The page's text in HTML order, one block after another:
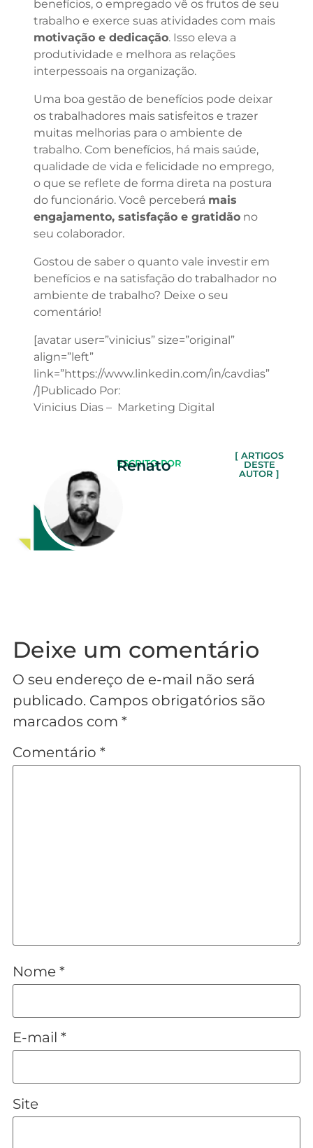
benefícios, o empregado vê os frutos de seu
trabalho e exerce suas atividades com mais
motivação e dedicação. Isso eleva a
produtividade e melhora as relações
interpessoais na organização.
Uma boa gestão de benefícios pode deixar
os trabalhadores mais satisfeitos e trazer
muitas melhorias para o ambiente de
trabalho. Com benefícios, há mais saúde,
qualidade de vida e felicidade no emprego,
o que se reflete de forma direta na postura
do funcionário. Você perceberá mais
engajamento, satisfação e gratidãono
seu colaborador.
Gostou de saber o quanto vale investir em
benefícios e na satisfação do trabalhador no
ambiente de trabalho? Deixe o seu
comentário!
[avatar user=”vinicius” size=”original”
align=”left”
link=”https://www.linkedin.com/in/cavdias”
/]Publicado Por:
Vinicius Dias – Marketing Digital
ESCRITO POR
Renato
[ ARTIGOS
DESTE
AUTOR ]
Deixe um comentário
O seu endereço de e-mail não será
publicado. Campos obrigatórios são
marcados com *
Comentário *
Nome *
E-mail *
Site